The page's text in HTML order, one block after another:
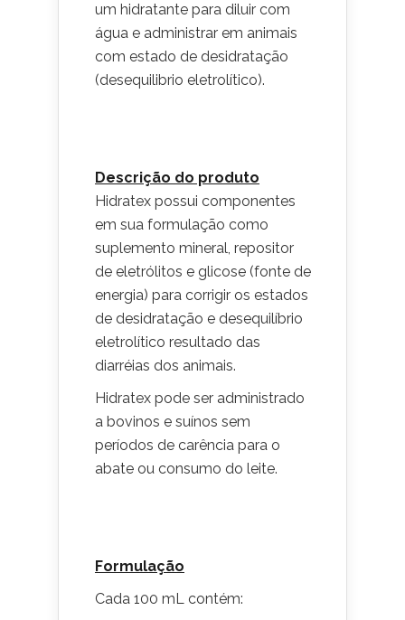
um hidratante para diluir com
água e administrar em animais
com estado de desidratação
(desequilibrio eletrolítico).
Descrição do produto
Hidratex possui componentes
em sua formulação como
suplemento mineral, repositor
de eletrólitos e glicose (fonte de
energia) para corrigir os estados
de desidratação e desequilíbrio
eletrolítico resultado das
diarréias dos animais.
Hidratex pode ser administrado
a bovinos e suínos sem
períodos de carência para o
abate ou consumo do leite.
Formulação
Cada 100 mL contém: